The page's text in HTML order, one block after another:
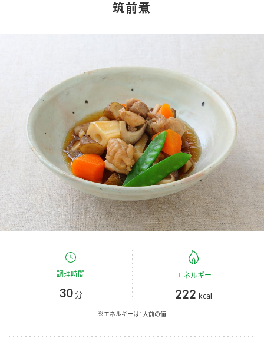
酢
お酢ドリンク ぽん酢
みりん風・料理酒 鍋用調味料
つゆ たれ
スープ 中華
キャンペーン情報
ブランド・スペシャルサイト
ブランド・スペシャルサイト トップ
商品ブランドサイト
Fibee（ファイビー）
くらしプラ酢
お酢ドリンク
つゆ
企業情報
国内事業概要
企業理念
ミツカンの歴史
ミツカンを知る
環境への取り組み
筑前煮
調理時間
30分
エネルギー
222 kcal
※エネルギーは1人前の値